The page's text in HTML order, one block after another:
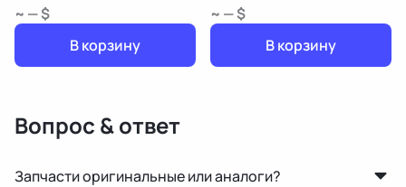
~ — $
В корзину
~ — $
В корзину
Вопрос & ответ
Запчасти оригинальные или аналоги?